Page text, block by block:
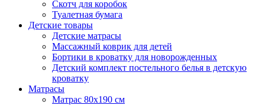
Скотч для коробок
Туалетная бумага
Детские товары
Детские матрасы
Массажный коврик для детей
Бортики в кроватку для новорожденных
Детский комплект постельного белья в детскую
кроватку
Матрасы
Матрас 80х190 см